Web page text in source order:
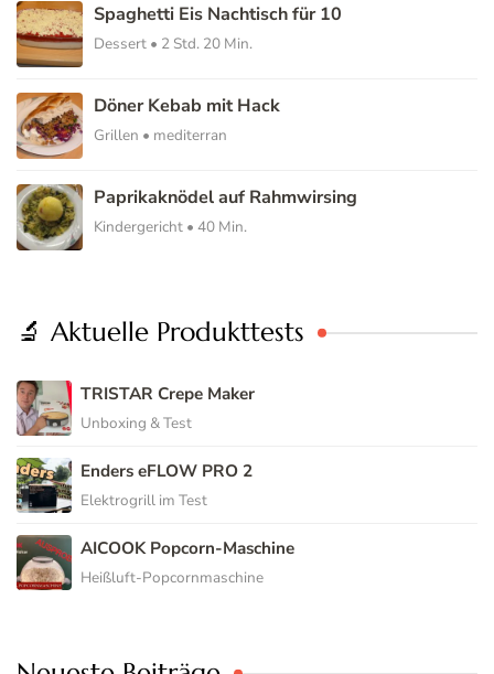
Spaghetti Eis Nachtisch für 10
Dessert • 2 Std. 20 Min.
Döner Kebab mit Hack
Grillen • mediterran
Paprikaknödel auf Rahmwirsing
Kindergericht • 40 Min.
🔬 Aktuelle Produkttests
TRISTAR Crepe Maker
Unboxing & Test
Enders eFLOW PRO 2
Elektrogrill im Test
AICOOK Popcorn-Maschine
Heißluft-Popcornmaschine